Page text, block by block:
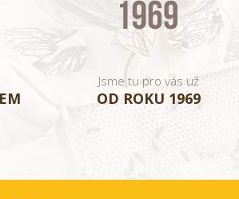
Jsme tu pro vás už
OD ROKU 1969